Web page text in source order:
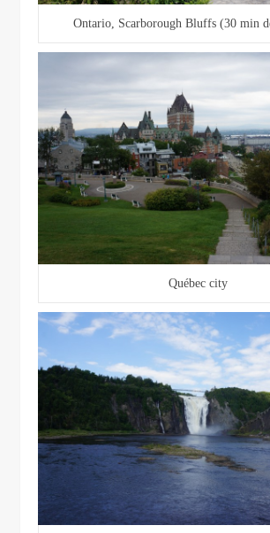
Ontario, Scarborough Bluffs (30 min
Québec city